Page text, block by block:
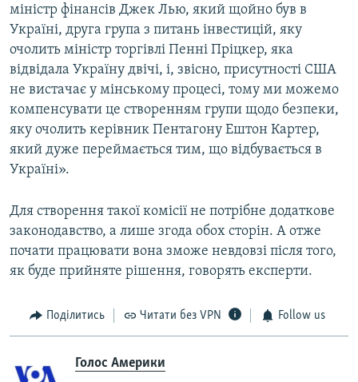
міністр фінансів Джек Лью, який щойно був в
Україні, друга група з питань інвестицій, яку
очолить міністр торгівлі Пенні Пріцкер, яка
відвідала Україну двічі, і, звісно, присутності США
не вистачає у мінському процесі, тому ми можемо
компенсувати це створенням групи щодо безпеки,
яку очолить керівник Пентагону Ештон Картер,
який дуже переймається тим, що відбувається в
Україні».
Для створення такої комісії не потрібне додаткове
законодавство, а лише згода обох сторін. А отже
почати працювати вона зможе невдовзі після того,
як буде прийняте рішення, говорять експерти.
Поділитись Читати без VPN Follow us
Голос Америки